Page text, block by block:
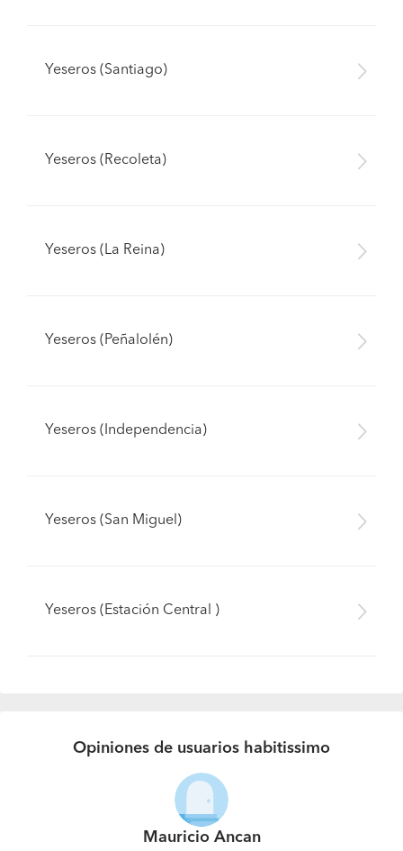
Yeseros (Santiago)
Yeseros (Recoleta)
Yeseros (La Reina)
Yeseros (Peñalolén)
Yeseros (Independencia)
Yeseros (San Miguel)
Yeseros (Estación Central )
Opiniones de usuarios habitissimo
Mauricio Ancan